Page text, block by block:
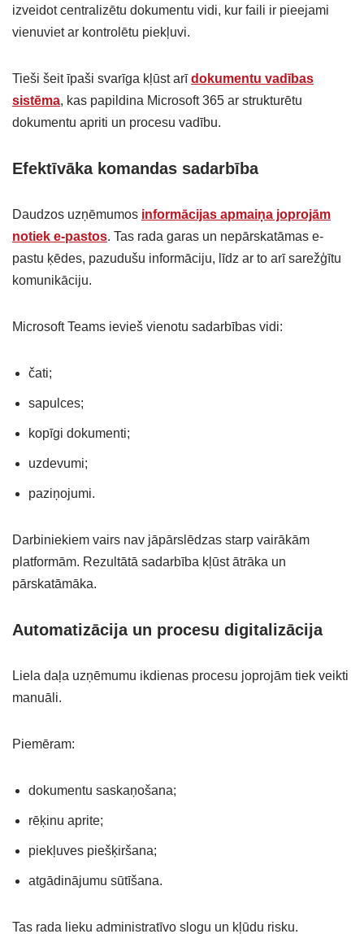
izveidot centralizētu dokumentu vidi, kur faili ir pieejami
vienuviet ar kontrolētu piekļuvi.
Tieši šeit īpaši svarīga kļūst arīdokumentu vadības
sistēma, kas papildina Microsoft 365 ar strukturētu
dokumentu apriti un procesu vadību.
Efektīvāka komandas sadarbība
Daudzos uzņēmumos informācijas apmaiņa joprojām
notiek e-pastos. Tas rada garas un nepārskatāmas e-
pastu ķēdes, pazudušu informāciju, līdz ar to arī sarežģītu
komunikāciju.
Microsoft Teams ievieš vienotu sadarbības vidi:
čati;
sapulces;
kopīgi dokumenti;
uzdevumi;
paziņojumi.
Darbiniekiem vairs nav jāpārslēdzas starp vairākām
platformām. Rezultātā sadarbība kļūst ātrāka un
pārskatāmāka.
Automatizācija un procesu digitalizācija
Liela daļa uzņēmumu ikdienas procesu joprojām tiek veikti
manuāli.
Piemēram:
dokumentu saskaņošana;
rēķinu aprite;
piekļuves piešķiršana;
atgādinājumu sūtīšana.
Tas rada lieku administratīvo slogu un kļūdu risku.